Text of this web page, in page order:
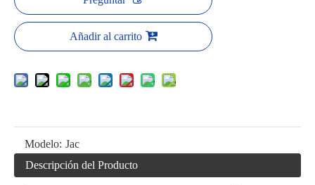
Añadir al carrito
Modelo: Jac
Descripción del Producto